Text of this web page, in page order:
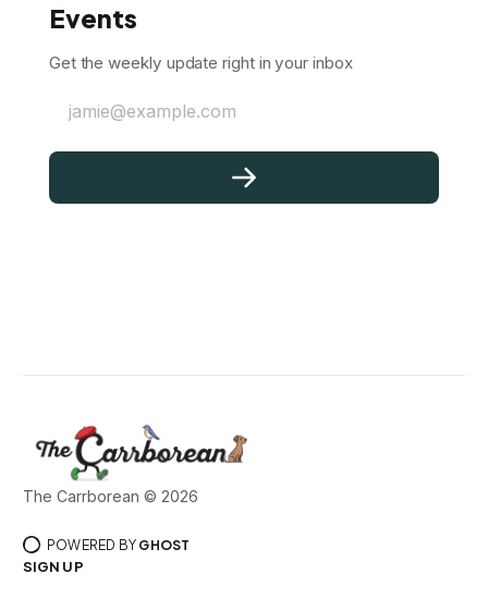
Events
Get the weekly update right in your inbox
jamie@example.com
The Carrborean © 2026
POWERED BY GHOST
SIGN UP